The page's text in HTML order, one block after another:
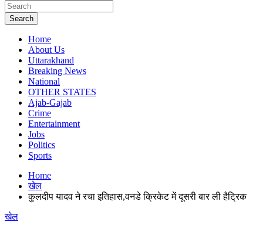
Search
Home
About Us
Uttarakhand
Breaking News
National
OTHER STATES
Ajab-Gajab
Crime
Entertainment
Jobs
Politics
Sports
Home
खेल
कुलदीप यादव ने रचा इतिहास,वनडे क्रिकेट में दूसरी बार ली हैट्रिक
खेल